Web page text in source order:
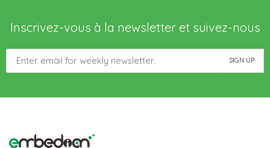
Inscrivez-vous à la newsletter et suivez-nous